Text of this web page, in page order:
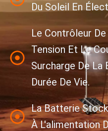
Du Soleil En
Le Contrôleur
Tension Et Le
Surcharge De
Durée De Vie.
La Batterie
À L'alimentation